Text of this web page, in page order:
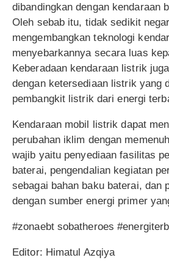
dibandingkan dengan kendaraan
Oleh sebab itu, tidak sedikit
mengembangkan teknologi
menyebarkannya secara luas
Keberadaan kendaraan listrik
dengan ketersediaan listrik yang
pembangkit listrik dari energi
Kendaraan mobil listrik dapat
perubahan iklim dengan
wajib yaitu penyediaan fasilitas
baterai, pengendalian kegiatan
sebagai bahan baku baterai, dan
dengan sumber energi primer
#zonaebt sobatheroes
Editor: Himatul Azqiya